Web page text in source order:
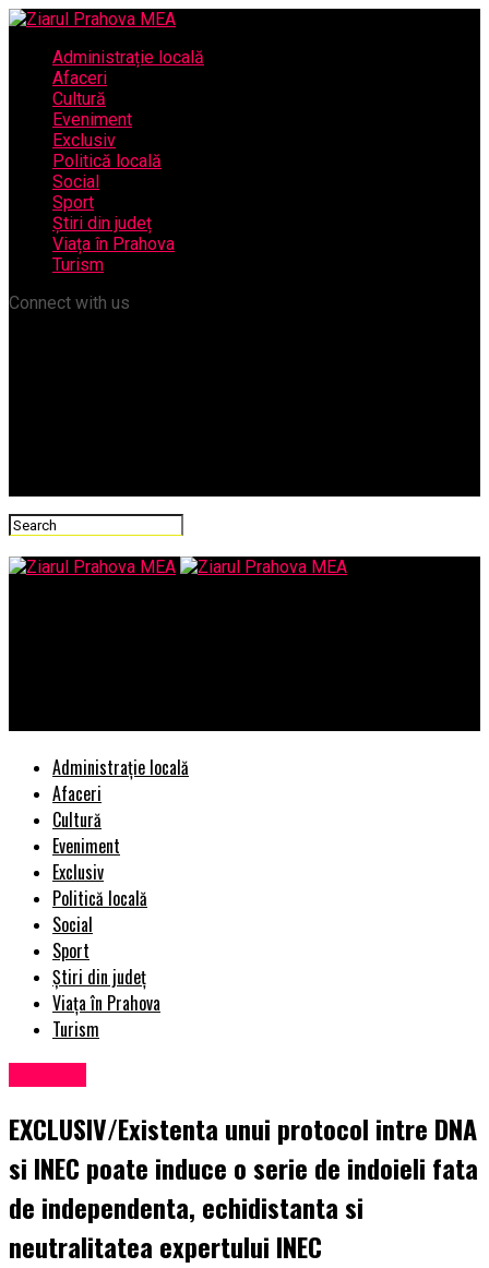
Administrație locală
Afaceri
Cultură
Eveniment
Exclusiv
Politică locală
Social
Sport
Știri din județ
Viața în Prahova
Turism
Connect with us
Administrație locală
Afaceri
Cultură
Eveniment
Exclusiv
Politică locală
Social
Sport
Știri din județ
Viața în Prahova
Turism
EXCLUSIV/Existenta unui protocol intre DNA
si INEC poate induce o serie de indoieli fata
de independenta, echidistanta si
neutralitatea expertului INEC